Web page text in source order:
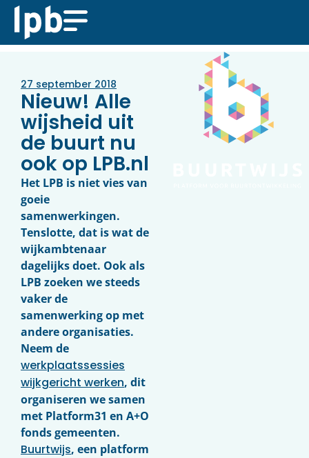
27 september 2018
Nieuw! Alle
wijsheid uit
de buurt nu
ook op LPB.nl
Het LPB is niet vies van
goeie
samenwerkingen.
Tenslotte, dat is wat de
wijkambtenaar
dagelijks doet. Ook als
LPB zoeken we steeds
vaker de
samenwerking op met
andere organisaties.
Neem de
werkplaatssessies
wijkgericht werken, dit
organiseren we samen
met Platform31 en A+O
fonds gemeenten.
Buurtwijs, een platform